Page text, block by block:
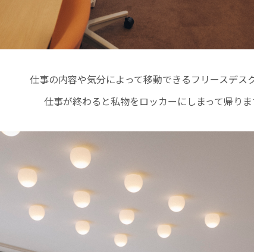
仕事の内容や気分によって移動できるフリースデスク
仕事が終わると私物をロッカーにしまって帰りま